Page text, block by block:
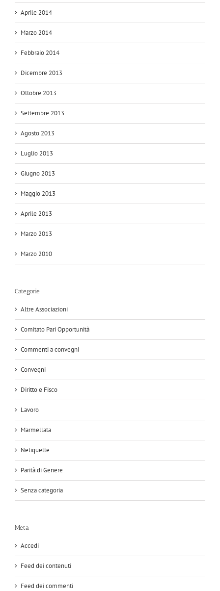
Aprile 2014
Marzo 2014
Febbraio 2014
Dicembre 2013
Ottobre 2013
Settembre 2013
Agosto 2013
Luglio 2013
Giugno 2013
Maggio 2013
Aprile 2013
Marzo 2013
Marzo 2010
Categorie
Altre Associazioni
Comitato Pari Opportunità
Commenti a convegni
Convegni
Diritto e Fisco
Lavoro
Marmellata
Netiquette
Parità di Genere
Senza categoria
Meta
Accedi
Feed dei contenuti
Feed dei commenti